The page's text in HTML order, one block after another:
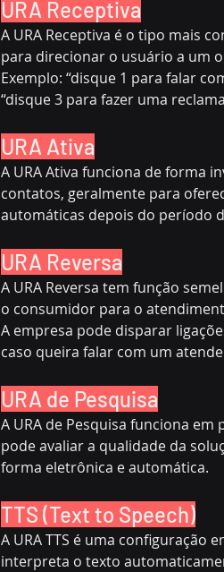
URA Receptiva
A URA Receptiva é o tipo mais
para direcionar o usuário a um
Exemplo: “disque 1 para falar
“disque 3 para fazer uma
URA Ativa
A URA Ativa funciona de forma
contatos, geralmente para
automáticas depois do período
URA Reversa
A URA Reversa tem função
o consumidor para o
A empresa pode disparar
caso queira falar com um
URA de Pesquisa
A URA de Pesquisa funciona
pode avaliar a qualidade da
forma eletrônica e automática.
TTS (Text to Speech)
A URA TTS é uma configuração
interpreta o texto